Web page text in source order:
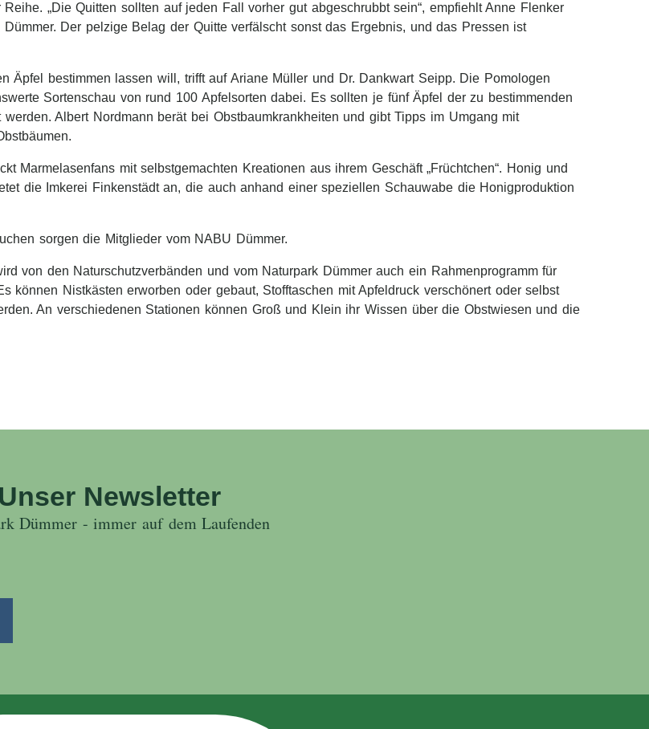
Reihe. „Die Quitten sollten auf jeden Fall vorher gut abgeschrubbt sein“, empfiehlt Anne Flenker
Dümmer. Der pelzige Belag der Quitte verfälscht sonst das Ergebnis, und das Pressen ist
Äpfel bestimmen lassen will, trifft auf Ariane Müller und Dr. Dankwart Seipp. Die Pomologen
Sortenschau von rund 100 Apfelsorten dabei. Es sollten je fünf Äpfel der zu bestimmenden
werden. Albert Nordmann berät bei Obstbaumkrankheiten und gibt Tipps im Umgang mit
Marmelasenfans mit selbstgemachten Kreationen aus ihrem Geschäft „Früchtchen“. Honig und
die Imkerei Finkenstädt an, die auch anhand einer speziellen Schauwabe die Honigproduktion
sorgen die Mitglieder vom NABU Dümmer.
von den Naturschutzverbänden und vom Naturpark Dümmer auch ein Rahmenprogramm für
können Nistkästen erworben oder gebaut, Stofftaschen mit Apfeldruck verschönert oder selbst
An verschiedenen Stationen können Groß und Klein ihr Wissen über die Obstwiesen und die
Unser Newsletter
Dümmer - immer auf dem Laufenden